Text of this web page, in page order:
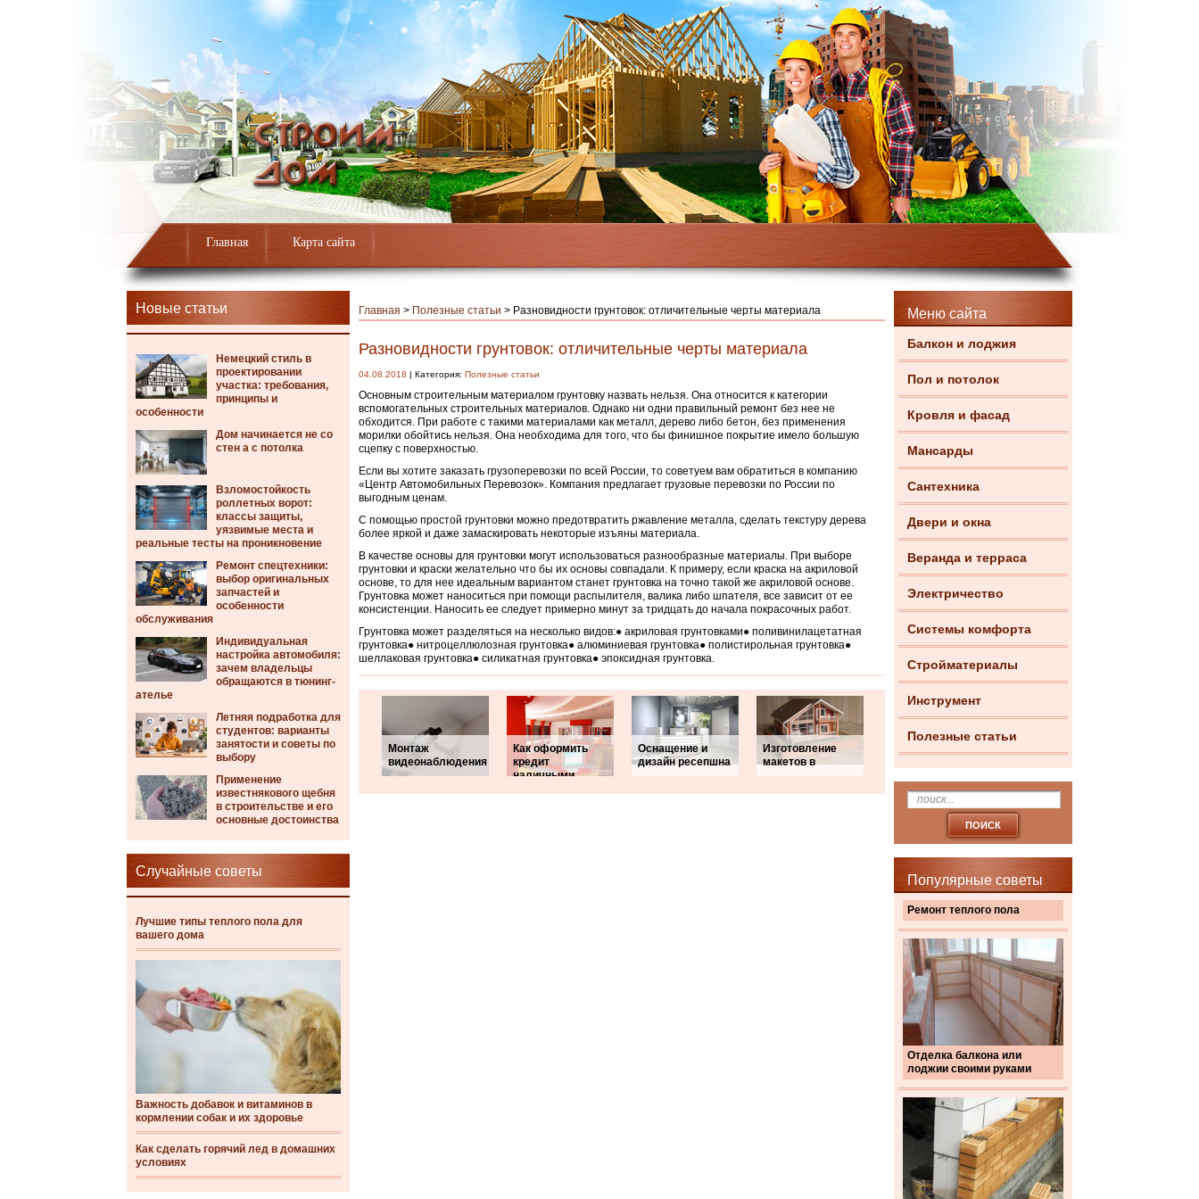
Главная Карта сайта
Новые статьи
Немецкий стиль в
проектировании
участка: требования,
принципы и
особенности
Дом начинается не со
стен а с потолка
Взломостойкость
роллетных ворот:
классы защиты,
уязвимые места и
реальные тесты на проникновение
Ремонт спецтехники:
выбор оригинальных
запчастей и
особенности
обслуживания
Индивидуальная
настройка автомобиля:
зачем владельцы
обращаются в тюнинг-
ателье
Летняя подработка для
студентов: варианты
занятости и советы по
выбору
Применение
известнякового щебня
в строительстве и его
основные достоинства
Случайные советы
Лучшие типы теплого пола для
вашего дома
Важность добавок и витаминов в
кормлении собак и их здоровье
Как сделать горячий лед в домашних
условиях
Меню сайта
Балкон и лоджия
Пол и потолок
Кровля и фасад
Мансарды
Сантехника
Двери и окна
Веранда и терраса
Электричество
Системы комфорта
Стройматериалы
Инструмент
Полезные статьи
Популярные советы
Ремонт теплого пола
Отделка балкона или
лоджии своими руками
Главная > Полезные статьи > Разновидности грунтовок: отличительные черты материала
Разновидности грунтовок: отличительные черты материала
04.08.2018 | Категория: Полезные статьи
Основным строительным материалом грунтовку назвать нельзя. Она относится к категории
вспомогательных строительных материалов. Однако ни одни правильный ремонт без нее не
обходится. При работе с такими материалами как металл, дерево либо бетон, без применения
морилки обойтись нельзя. Она необходима для того, что бы финишное покрытие имело большую
сцепку с поверхностью.
Если вы хотите заказать грузоперевозки по всей России, то советуем вам обратиться в компанию
«Центр Автомобильных Перевозок». Компания предлагает грузовые перевозки по России по
выгодным ценам.
С помощью простой грунтовки можно предотвратить ржавление металла, сделать текстуру дерева
более яркой и даже замаскировать некоторые изъяны материала.
В качестве основы для грунтовки могут использоваться разнообразные материалы. При выборе
грунтовки и краски желательно что бы их основы совпадали. К примеру, если краска на акриловой
основе, то для нее идеальным вариантом станет грунтовка на точно такой же акриловой основе.
Грунтовка может наноситься при помощи распылителя, валика либо шпателя, все зависит от ее
консистенции. Наносить ее следует примерно минут за тридцать до начала покрасочных работ.
Грунтовка может разделяться на несколько видов:● акриловая грунтовками● поливинилацетатная
грунтовка● нитроцеллюлозная грунтовка● алюминиевая грунтовка● полистирольная грунтовка●
шеллаковая грунтовка● силикатная грунтовка● эпоксидная грунтовка.
Монтаж
видеонаблюдения
Как оформить
кредит
наличными
Оснащение и
дизайн ресепшна
Изготовление
макетов в